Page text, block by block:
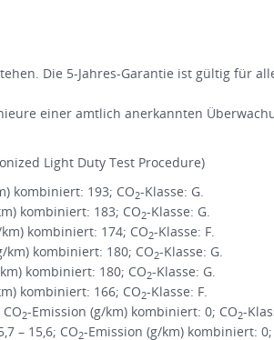
Die 5-Jahres-Garantie ist gültig für
einer amtlich anerkannten
Light Duty Test Procedure)
kombiniert: 193; CO2-Klasse: G.
kombiniert: 183; CO2-Klasse: G.
kombiniert: 174; CO2-Klasse: F.
km) kombiniert: 180; CO2-Klasse: G.
kombiniert: 180; CO2-Klasse: G.
kombiniert: 166; CO2-Klasse: F.
2-Emission (g/km) kombiniert: 0; CO2-
– 15,6; CO2-Emission (g/km) kombiniert: 0;